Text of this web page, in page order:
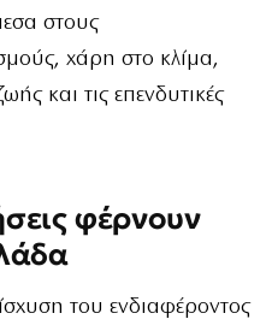
στους
χάρη στο κλίμα,
και τις επενδυτικές
φέρνουν
του ενδιαφέροντος